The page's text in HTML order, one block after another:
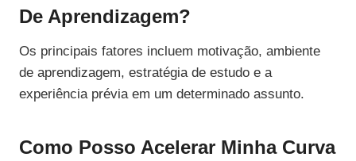
De Aprendizagem?
Os principais fatores incluem motivação, ambiente
de aprendizagem, estratégia de estudo e a
experiência prévia em um determinado assunto.
Como Posso Acelerar Minha Curva